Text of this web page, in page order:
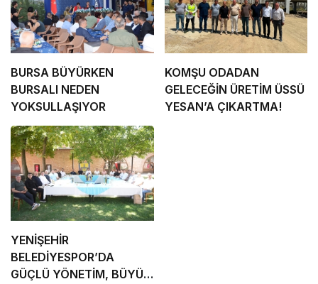
BURSA BÜYÜRKEN
BURSALI NEDEN
YOKSULLAŞIYOR
KOMŞU ODADAN
GELECEĞİN ÜRETİM ÜSSÜ
YESAN’A ÇIKARTMA!
YENİŞEHİR
BELEDİYESPOR’DA
GÜÇLÜ YÖNETİM, BÜYÜK